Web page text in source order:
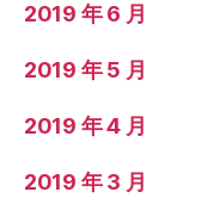
2019 年 6 月
2019 年 5 月
2019 年 4 月
2019 年 3 月